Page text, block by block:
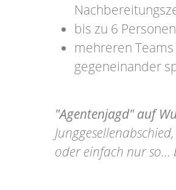
bis zu 6
mehreren
gegeneinander
"Agentenjagd" auf
oder einfach nur so...